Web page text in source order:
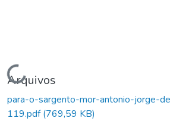
Carregando...
Arquivos
para-o-sargento-mor-antonio-jorge-
119.pdf(769,59 KB)